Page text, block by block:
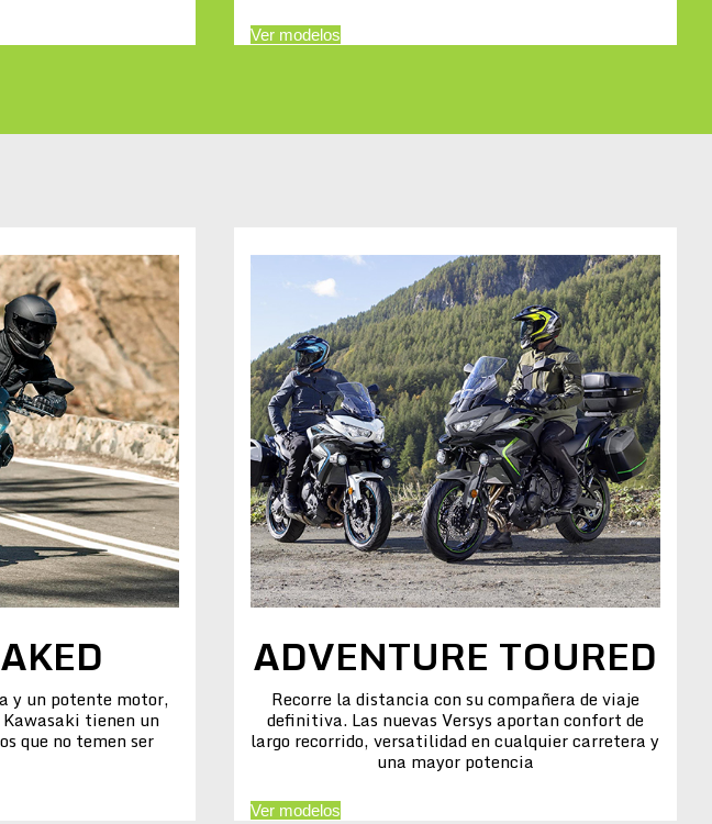
Ver modelos
y un potente motor,
Kawasaki tienen un
que no temen ser
ADVENTURE TOURED
Recorre la distancia con su compañera de viaje
definitiva. Las nuevas Versys aportan confort de
largo recorrido, versatilidad en cualquier carretera y
una mayor potencia
Ver modelos